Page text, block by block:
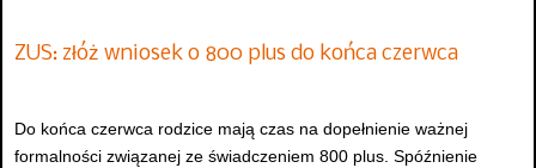
ZUS: złóż wniosek o 800 plus do końca czerwca
Do końca czerwca rodzice mają czas na dopełnienie ważnej
formalności związanej ze świadczeniem 800 plus. Spóźnienie